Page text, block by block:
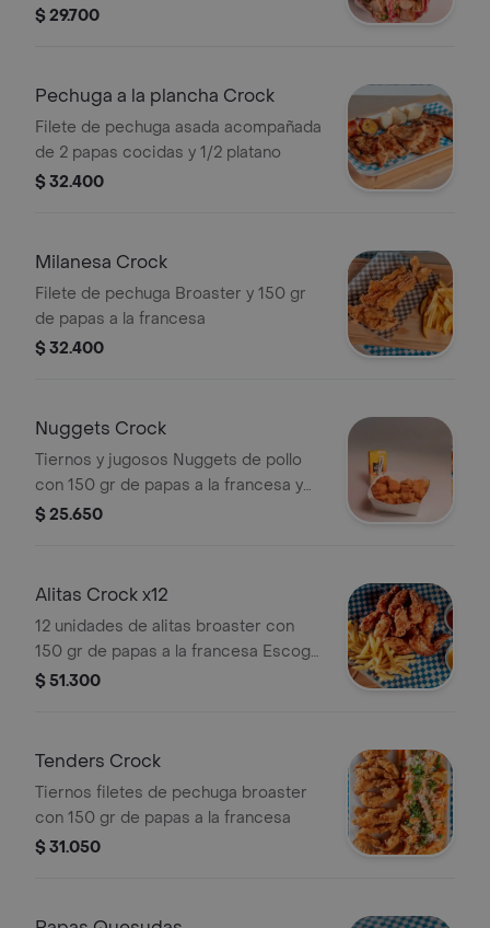
de la casa envuelto en tortilla
$ 29.700
Pechuga a la plancha Crock
Filete de pechuga asada acompañada
de 2 papas cocidas y 1/2 platano
$ 32.400
Milanesa Crock
Filete de pechuga Broaster y 150 gr
de papas a la francesa
$ 32.400
Nuggets Crock
Tiernos y jugosos Nuggets de pollo
con 150 gr de papas a la francesa y
jugo de cajita
$ 25.650
Alitas Crock x12
12 unidades de alitas broaster con
150 gr de papas a la francesa Escoge
entre salsa BBQ y Miel mostaza
$ 51.300
Tenders Crock
Tiernos filetes de pechuga broaster
con 150 gr de papas a la francesa
$ 31.050